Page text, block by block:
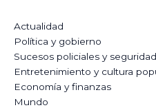
Actualidad
Política y gobierno
Sucesos policiales y
Entretenimiento y cultura
Economía y finanzas
Mundo